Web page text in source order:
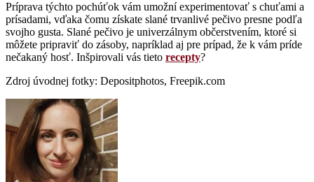
Príprava týchto pochúťok vám umožní experimentovať s chuťami a
prísadami, vďaka čomu získate slané trvanlivé pečivo presne podľa
svojho gusta. Slané pečivo je univerzálnym občerstvením, ktoré si
môžete pripraviť do zásoby, napríklad aj pre prípad, že k vám príde
nečakaný hosť. Inšpirovali vás tieto recepty?
Zdroj úvodnej fotky: Depositphotos, Freepik.com